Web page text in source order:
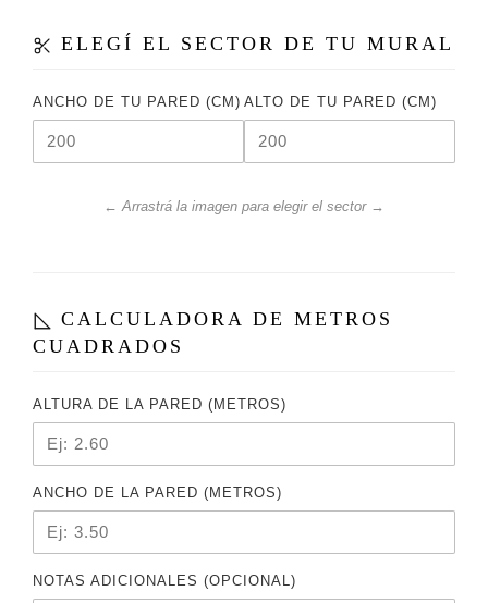
ELEGÍ EL SECTOR DE TU MURAL
ANCHO DE TU PARED (CM) ALTO DE TU PARED (CM)
← Arrastrá la imagen para elegir el sector →
CALCULADORA DE METROS
CUADRADOS
ALTURA DE LA PARED (METROS)
ANCHO DE LA PARED (METROS)
NOTAS ADICIONALES (OPCIONAL)